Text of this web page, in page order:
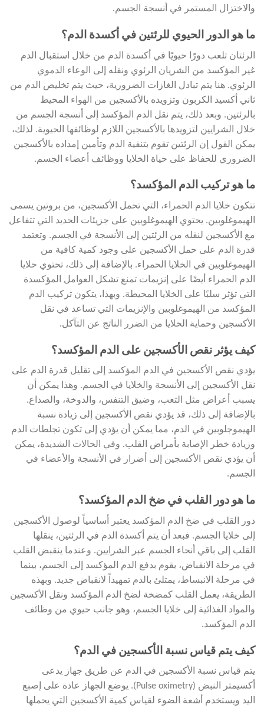
والاختزال المستمر في أنسجة الجسم.
ما هو الدور الحيوي للرئتين في أكسدة الدم؟
الرئتان تلعب دورًا حيويًا في أكسدة الدم من خلال استقبال الدم
غير المؤكسد من الشريان الرئوي ونقله إلى الوعاء الدموي
الرئوي. هنا يتم تبادل الغازات الضرورية، حيث يتم تخليص الدم من
ثاني أكسيد الكربون وتزويده بالأكسجين من الهواء المحيط
بالرئتين. وبعد ذلك، يتم نقل الدم المؤكسد إلى أنسجة الجسم من
خلال الشرايين لتزويدها بالأكسجين اللازم لوظائفها الحيوية. لذلك،
يمكن القول إن الرئتين تقوم بتنقية الدم وتأمين إمداده بالأكسجين
الضروري للحفاظ على حياة الخلايا ووظائف أعضاء الجسم.
ما هو تركيب الدم المؤكسد؟
تتكون خلايا الدم الحمراء، التي تحمل الأكسجين، من بروتين يسمى
الهيموغلوبين. يحتوي الهيموغلوبين على جزيئات الحديد التي تتفاعل
مع الأكسجين لنقله من الرئتين إلى الأنسجة في الجسم. وتعتمد
قدرة الدم على حمل الأكسجين على وجود كمية كافية من
الهيموغلوبين في الخلايا الحمراء. بالإضافة إلى ذلك، تحتوي خلايا
الدم الحمراء أيضًا على إنزيمات تمنع تشكل العوامل المؤكسدة
التي تؤثر سلبًا على الخلايا المحيطة. وبهذا، يتكون تركيب الدم
المؤكسد من الهيموغلوبين والإنزيمات التي تساعد في نقل
الأكسجين وحماية الخلايا من الضرر الناتج عن التآكل.
كيف يؤثر نقص الأكسجين على الدم المؤكسد؟
يؤدي نقص الأكسجين في الدم المؤكسد إلى تقليل قدرة الدم على
نقل الأكسجين إلى الأنسجة والخلايا في الجسم. وهذا يمكن أن
يسبب أعراض مثل التعب، وضيق التنفس، والدوخة، والصداع.
بالإضافة إلى ذلك، قد يؤدي نقص الأكسجين إلى زيادة نسبة
الهيموجلوبين في الدم، مما يمكن أن يؤدي إلى تكون تجلطات الدم
وزيادة خطر الإصابة بأمراض القلب. وفي الحالات الشديدة، يمكن
أن يؤدي نقص الأكسجين إلى أضرار في الأنسجة والأعضاء في
الجسم.
ما هو دور القلب في ضخ الدم المؤكسد؟
دور القلب في ضخ الدم المؤكسد يعتبر أساسياً لوصول الأكسجين
إلى خلايا الجسم. فبعد أن يتم أكسدة الدم في الرئتين، ينقلها
القلب إلى باقي أنحاء الجسم عبر الشرايين. وعندما ينقبض القلب
في مرحلة الانقباض، يقوم بدفع الدم المؤكسد إلى الجسم، بينما
في مرحلة الانبساط، يمتلئ بالدم تمهيداً لانقباض جديد. وبهذه
الطريقة، يعمل القلب كمضخة لضخ الدم المؤكسد ونقل الأكسجين
والمواد الغذائية إلى خلايا الجسم، وهو جانب حيوي من وظائف
الدم المؤكسد.
كيف يتم قياس نسبة الأكسجين في الدم؟
يتم قياس نسبة الأكسجين في الدم عن طريق جهاز يدعى
أكسيمتر النبض (Pulse oximetry). يوضع الجهاز عادة على إصبع
اليد ويستخدم أشعة الضوء لقياس كمية الأكسجين التي يحملها